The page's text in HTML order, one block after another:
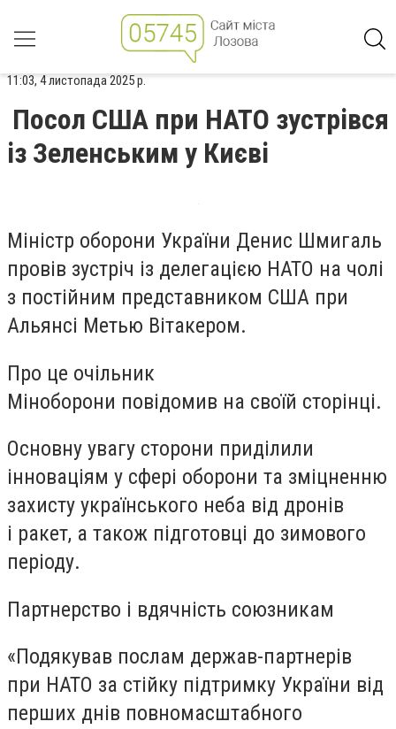
11:03, 4 листопада 2025 р.
Посол США при НАТО зустрівся
із Зеленським у Києві
Міністр оборони України Денис Шмигаль
провів зустріч із делегацією НАТО на чолі
з постійним представником США при
Альянсі Метью Вітакером.
Про це очільник
Міноборони повідомив на своїй сторінці.
Основну увагу сторони приділили
інноваціям у сфері оборони та зміцненню
захисту українського неба від дронів
і ракет, а також підготовці до зимового
періоду.
Партнерство і вдячність союзникам
«Подякував послам держав-партнерів
при НАТО за стійку підтримку України від
перших днів повномасштабного